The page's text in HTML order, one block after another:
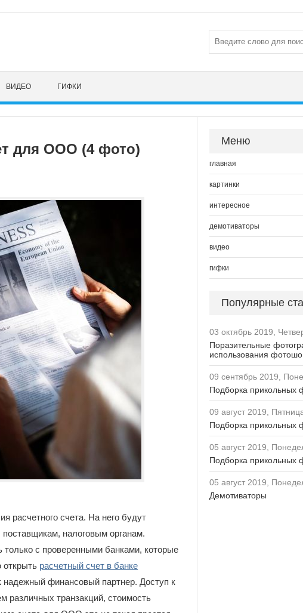
ВИДЕО ГИФКИ
для ООО (4 фото)
расчетного счета. На него будут
налоговым органам.
с проверенными банками, которые
открыть расчетный счет в банке
финансовый партнер. Доступ к
различных транзакций, стоимость
Меню
главная
картинки
интересное
демотиваторы
видео
гифки
Популярные
03 октябрь 2019,
Поразительные
использования
09 сентябрь 2019,
Подборка прикольных
09 август 2019,
Подборка прикольных
05 август 2019,
Подборка прикольных
05 август 2019,
Демотиваторы